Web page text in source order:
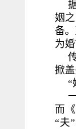
姻
备
为
掀
“
而
“夫